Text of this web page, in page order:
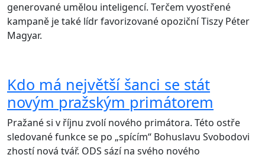
generované umělou inteligencí. Terčem vyostřené
kampaně je také lídr favorizované opoziční Tiszy Péter
Magyar.
Kdo má největší šanci se stát
novým pražským primátorem
Pražané si v říjnu zvolí nového primátora. Této ostře
sledované funkce se po „spícím“ Bohuslavu Svobodovi
zhostí nová tvář. ODS sází na svého nového